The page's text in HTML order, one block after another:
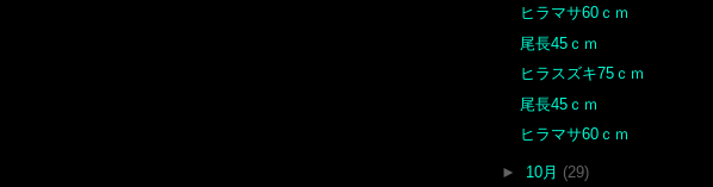
ヒラマサ60ｃｍ
尾長45ｃｍ
ヒラスズキ75ｃｍ
尾長45ｃｍ
ヒラマサ60ｃｍ
► 10月 (29)